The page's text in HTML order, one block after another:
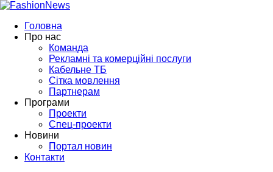
Головна
Про нас
Команда
Рекламні та комерційні послуги
Кабельне ТБ
Сітка мовлення
Партнерам
Програми
Проекти
Спец-проекти
Новини
Портал новин
Контакти